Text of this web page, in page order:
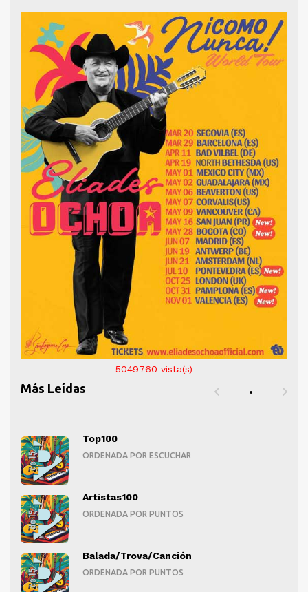
5049760 vista(s)
Más Leídas
Top100
ORDENADA POR ESCUCHAR
Artistas100
ORDENADA POR PUNTOS
Balada/Trova/Canción
ORDENADA POR PUNTOS